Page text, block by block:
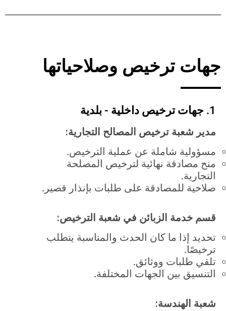
جهات ترخيص وصلاحياتها
1. جهات ترخيص داخلية - بلدية
مدير شعبة ترخيص المصالح التجارية:
مسؤولية شاملة عن عملية الترخيص.
منح مصادقة نهائية لترخيص المصلحة
التجارية.
صلاحية للمصادقة على طلبات بإنذار قصير.
قسم خدمة الزبائن في شعبة الترخيص:
تحديد إذا ما كان الحدث والمناسبة يتطلب
ترخيصًا.
تلقي طلبات ووثائق.
التنسيق بين الجهات المختلفة.
شعبة الهندسة: